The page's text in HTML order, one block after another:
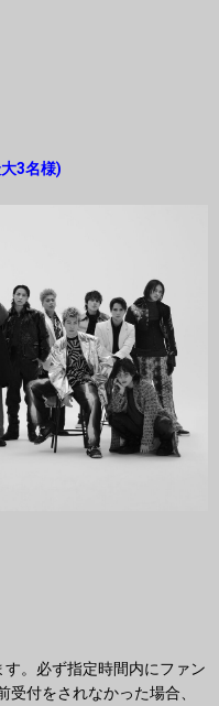
3名様)
。必ず指定時間内にファン
付をされなかった場合、